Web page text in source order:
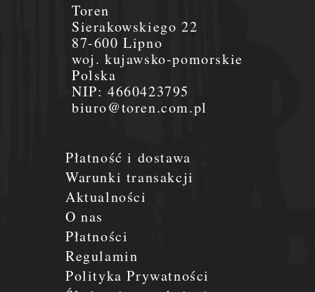
Płatność i dostawa
Warunki transakcji
Aktualności
O nas
Płatności
Regulamin
Polityka Prywatności
Toren
Sierakowskiego 22
87-600 Lipno
woj. kujawsko-pomorskie
Polska
NIP:4660423795
biuro@toren.com.pl